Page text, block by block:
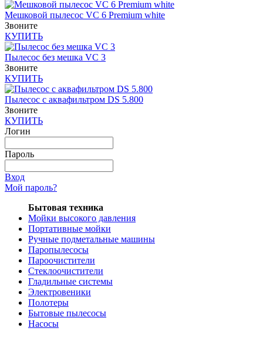
Мешковой пылесос VC 6 Premium white
Звоните
КУПИТЬ
Пылесос без мешка VC 3
Звоните
КУПИТЬ
Пылесос с аквафильтром DS 5.800
Звоните
КУПИТЬ
Логин
Пароль
Вход
Мой пароль?
Бытовая техника
Мойки высокого давления
Портативные мойки
Ручные подметальные машины
Паропылесосы
Пароочистители
Стеклоочистители
Гладильные системы
Электровеники
Полотеры
Бытовые пылесосы
Насосы